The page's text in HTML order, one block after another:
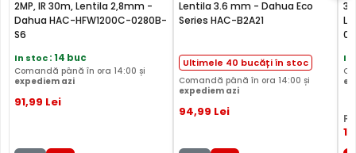
24 luni
Audio
—
Dahua HAC-B1A21 vs Dahua HAC-
HFW1200C-0280B-S6 →
Dahua HAC-B1A21 vs Dahua
HFW1500RL-0280B-S3-DIP →
2MP, IR 30m, Lentila 2,8mm -
Dahua HAC-HFW1200C-0280B-
S6
In stoc: 14 buc
Comandă până în ora 14:00 și
expediem azi
91,99 Lei
Lentila 3.6 mm - Dahua Eco
Series HAC-B2A21
Ultimele 40 bucăți în stoc
Comandă până în ora 14:00 și
expediem azi
94,99 Lei
In